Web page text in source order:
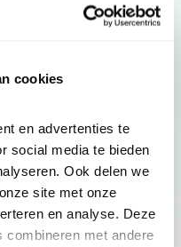
cookies
en advertenties te
social media te bieden
Ook delen we
site met onze
en analyse. Deze
combineren met andere
acties en tips